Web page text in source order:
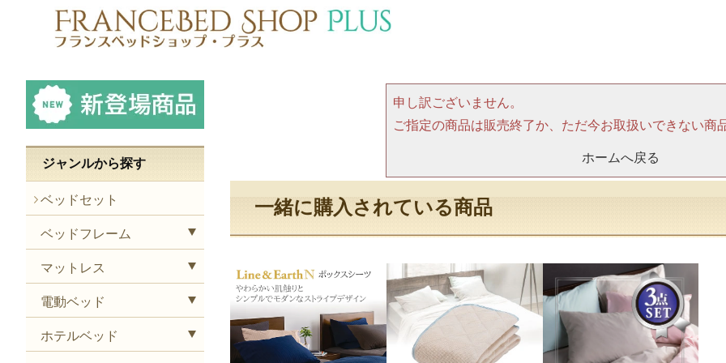
ジャンルから探す
ベッドセット
ベッドフレーム
マットレス
電動ベッド
ホテルベッド
申し訳ございません。
ご指定の商品は販売終了か、ただ今お取扱いできない商
ホームへ戻る
一緒に購入されている商品